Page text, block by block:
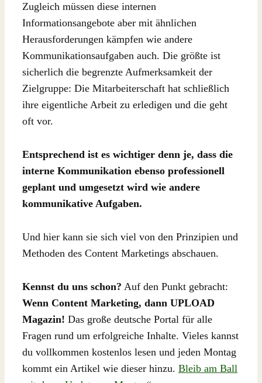
Zugleich müssen diese internen
Informationsangebote aber mit ähnlichen
Herausforderungen kämpfen wie andere
Kommunikationsaufgaben auch. Die größte ist
sicherlich die begrenzte Aufmerksamkeit der
Zielgruppe: Die Mitarbeiterschaft hat schließlich
ihre eigentliche Arbeit zu erledigen und die geht
oft vor.
Entsprechend ist es wichtiger denn je, dass die
interne Kommunikation ebenso professionell
geplant und umgesetzt wird wie andere
kommunikative Aufgaben.
Und hier kann sie sich viel von den Prinzipien und
Methoden des Content Marketings abschauen.
Kennst du uns schon? Auf den Punkt gebracht:
Wenn Content Marketing, dann UPLOAD
Magazin! Das große deutsche Portal für alle
Fragen rund um erfolgreiche Inhalte. Vieles kannst
du vollkommen kostenlos lesen und jeden Montag
kommt ein Artikel wie dieser hinzu. Bleib am Ball